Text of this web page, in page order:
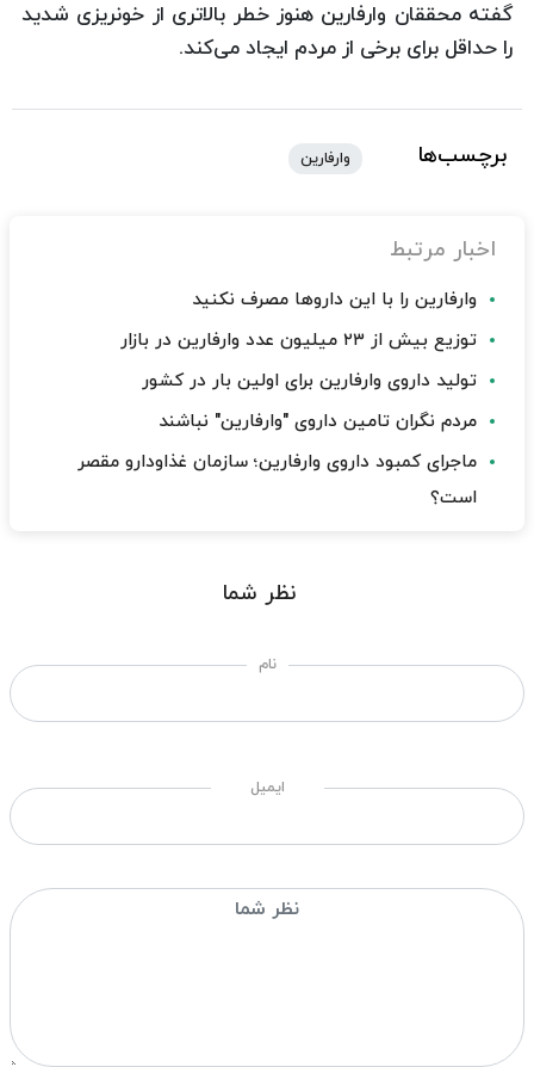
گفته محققان وارفارین هنوز خطر بالاتری از خونریزی شدید
را حداقل برای برخی از مردم ایجاد می‌كند.
برچسب‌ها وارفارین
اخبار مرتبط
وارفارین را با این داروها مصرف نکنید
توزیع بیش از ۲۳ میلیون عدد وارفارین در بازار
تولید داروی وارفارین برای اولین بار در کشور
مردم نگران تامین داروی "وارفارین" نباشند
ماجرای کمبود داروی وارفارین؛ سازمان غذاودارو مقصر
است؟
نظر شما
نام
ایمیل